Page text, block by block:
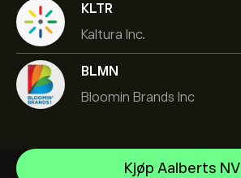
KLTR
Kaltura Inc.
BLMN
Bloomin Brands Inc
Kjøp Aalberts NV
NVIDIA Corporation